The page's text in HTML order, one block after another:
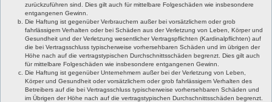
zurückzuführen sind. Dies gilt auch für mittelbare Folgeschäden wie insbesondere
entgangenen Gewinn.
Die Haftung ist gegenüber Verbrauchern außer bei vorsätzlichem oder grob
fahrlässigem Verhalten oder bei Schäden aus der Verletzung von Leben, Körper und
Gesundheit und der Verletzung wesentlicher Vertragspflichten (Kardinalpflichten) auf
die bei Vertragsschluss typischerweise vorhersehbaren Schäden und im übrigen der
Höhe nach auf die vertragstypischen Durchschnittsschäden begrenzt. Dies gilt auch
für mittelbare Folgeschäden wie insbesondere entgangenen Gewinn.
Die Haftung ist gegenüber Unternehmern außer bei der Verletzung von Leben,
Körper und Gesundheit oder vorsätzlichem oder grob fahrlässigem Verhalten des
Betreibers auf die bei Vertragsschluss typischerweise vorhersehbaren Schäden und
im Übrigen der Höhe nach auf die vertragstypischen Durchschnittsschäden begrenzt.